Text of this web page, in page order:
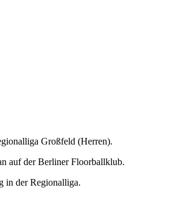
Großfeld (Herren).
auf der Berliner Floorballklub.
in der Regionalliga.